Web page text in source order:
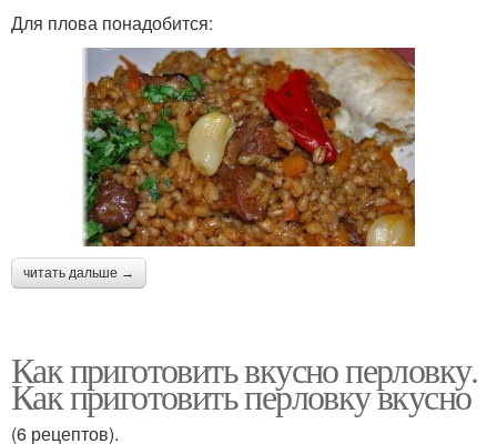
Для плова понадобится:
читать дальше →
Как приготовить вкусно перловку.
Как приготовить перловку вкусно
(6 рецептов).